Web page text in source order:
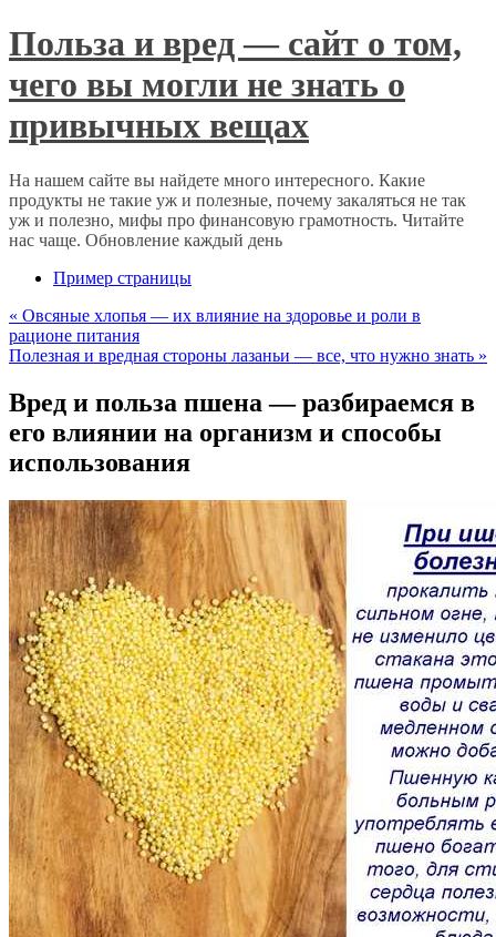
Польза и вред — сайт о том,
чего вы могли не знать о
привычных вещах
На нашем сайте вы найдете много интересного. Какие
продукты не такие уж и полезные, почему закаляться не так
уж и полезно, мифы про финансовую грамотность. Читайте
нас чаще. Обновление каждый день
Пример страницы
« Овсяные хлопья — их влияние на здоровье и роли в
рационе питания
Полезная и вредная стороны лазаньи — все, что нужно знать »
Вред и польза пшена — разбираемся в
его влиянии на организм и способы
использования